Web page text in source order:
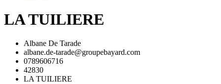
LA TUILIERE
Albane De Tarade
albane.de-tarade@groupebayard.com
0789606716
42830
LA TUILIERE